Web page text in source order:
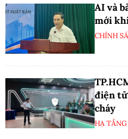
AI và
mới
CHÍNH
điện tử
cháy
HẠ